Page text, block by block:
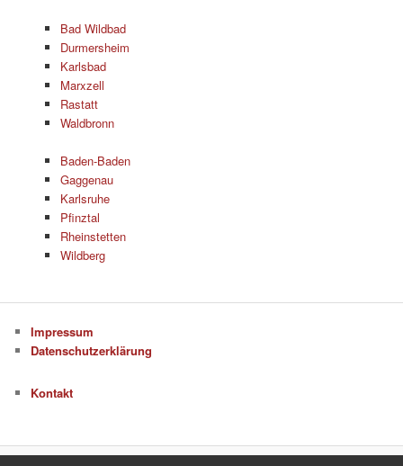
Bad Wildbad
Durmersheim
Karlsbad
Marxzell
Rastatt
Waldbronn
Baden-Baden
Gaggenau
Karlsruhe
Pfinztal
Rheinstetten
Wildberg
Impressum
Datenschutzerklärung
Kontakt